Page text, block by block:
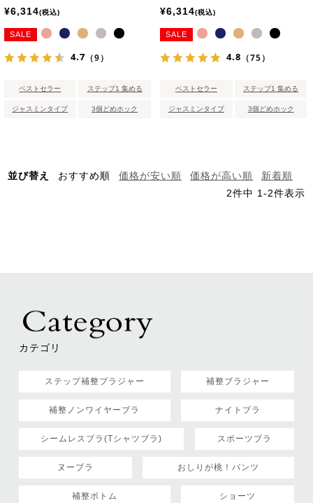
¥6,314 税込
SALE
4.7 （9）
ベストセラー ステップ1 集める
ジャスミンタイプ 3個どめホック
¥6,314 税込
SALE
4.8 （75）
ベストセラー ステップ1 集める
ジャスミンタイプ 3個どめホック
並び替え おすすめ順 価格が安い順 価格が高い順
新着順
2件中 1-2件表示
カテゴリ
ステップ補整ブラジャー 補整ブラジャー
補整ノンワイヤーブラ ナイトブラ
シームレスブラ(Tシャツブラ) スポーツブラ
ヌーブラ おしりが桃！パンツ
補整ボトム ショーツ